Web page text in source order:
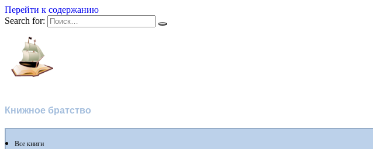
Перейти к содержанию
Search for:
Книжное братство
Все книги